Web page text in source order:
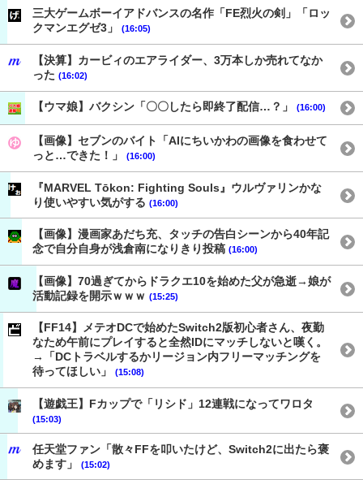
三大ゲームボーイアドバンスの名作「FE烈火の剣」「ロッ
クマンエグゼ3」
(16:05)
【決算】カービィのエアライダー、3万本しか売れてなか
った (16:02)
【ウマ娘】バクシン「〇〇したら即終了配信…？」 (16:00)
【画像】セブンのバイト「AIにちいかわの画像を食わせて
っと…できた！」
(16:00)
『MARVEL Tōkon: Fighting Souls』ウルヴァリンかな
り使いやすい気がする (16:00)
【画像】漫画家あだち充、タッチの告白シーンから40年記
念で自分自身が浅倉南になりきり投稿 (16:00)
【画像】70過ぎてからドラクエ10を始めた父が急逝→娘が
活動記録を開示ｗｗｗ (15:25)
【FF14】メテオDCで始めたSwitch2版初心者さん、夜勤
なため午前にプレイすると全然IDにマッチしないと嘆く。
→「DCトラベルするかリージョン内フリーマッチングを
待ってほしい」
(15:08)
【遊戯王】Fカップで「リシド」12連戦になってワロタ
(15:03)
任天堂ファン「散々FFを叩いたけど、Switch2に出たら褒
めます」
(15:02)